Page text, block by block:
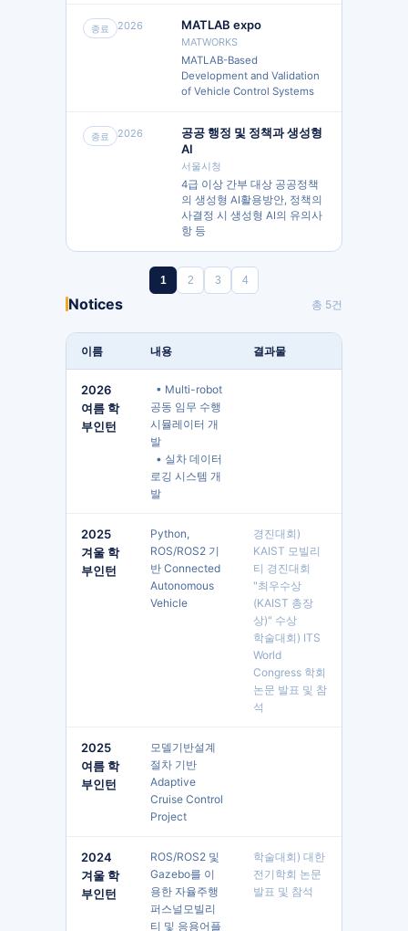
종료 2026 MATLAB expo
MATWORKS
MATLAB-Based
Development and Validation
of Vehicle Control Systems
종료 2026
공공 행정 및 정책과 생성형
AI
서울시청
4급 이상 간부 대상 공공정책
의 생성형 AI활용방안, 정책의
사결정 시 생성형 AI의 유의사
항 등
1 2 3 4
Notices 총 5건
이름 내용 결과물
2026
여름 학
부인턴
공동 임무 수행
시뮬레이터 개
발
로깅 시스템 개
발
2025
겨울 학
부인턴
Python,
ROS/ROS2 기
반 Connected
Autonomous
Vehicle
경진대회)
KAIST 모빌리
티 경진대회
"최우수상
(KAIST 총장
상)" 수상
학술대회) ITS
World
Congress 학회
논문 발표 및 참
석
2025
여름 학
부인턴
모델기반설계
절차 기반
Adaptive
Cruise Control
Project
2024
겨울 학
부인턴
ROS/ROS2 및
Gazebo를 이
용한 자율주행
퍼스널모빌리
티 및 응용어플
학술대회) 대한
전기학회 논문
발표 및 참석